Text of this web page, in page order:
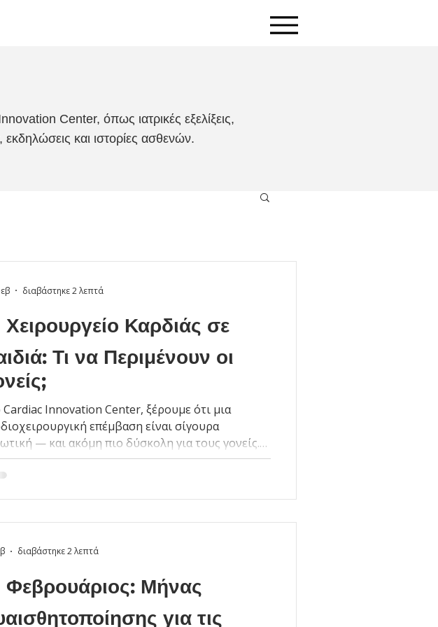
Center, όπως ιατρικές εξελίξεις,
και ιστορίες ασθενών.
Χειρουργείο Καρδιάς σε
Τι να Περιμένουν οι
Cardiac Innovation Center, ξέρουμε ότι μια
επέμβαση είναι σίγουρα
— και ακόμη πιο δύσκολη για τους γονείς.
καθοδήγηση σε όλα τα στάδια: διάγνωση,
χειρουργική ή επεμβατική διαδικασία,
μειώνουν το άγχος και ενισχύουν την
και την ευημερία των παιδιών.
διαβάστηκε 2 λεπτά
Φεβρουάριος: Μήνας
για τις
διαβάστηκε 2 λεπτά